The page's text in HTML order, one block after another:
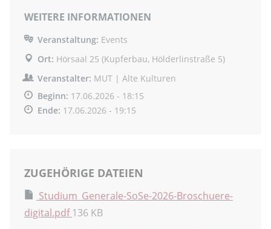
WEITERE INFORMATIONEN
Veranstaltung: Events
Ort: Hörsaal 25 (Kupferbau, Hölderlinstraße 5)
Veranstalter: MUT | Alte Kulturen
Beginn: 17.06.2026 - 18:15
Ende: 17.06.2026 - 19:15
ZUGEHÖRIGE DATEIEN
Studium_Generale-SoSe-2026-Broschuere-
digital.pdf 136 KB